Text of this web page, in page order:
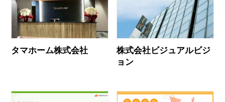
タマホーム株式会社
株式会社ビジュアルビジ
ョン